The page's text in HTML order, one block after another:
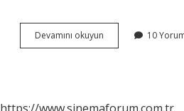
Devamını okuyun
Iki
10